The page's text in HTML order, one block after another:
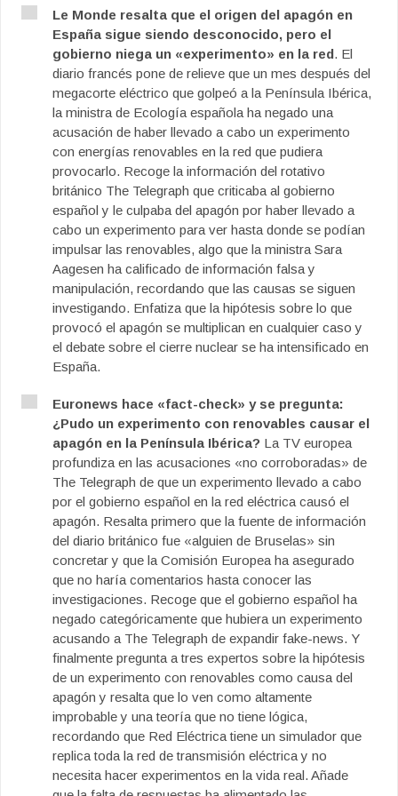
Le Monde resalta que el origen del apagón en
España sigue siendo desconocido, pero el
gobierno niega un «experimento» en la red. El
diario francés pone de relieve que un mes después del
megacorte eléctrico que golpeó a la Península Ibérica,
la ministra de Ecología española ha negado una
acusación de haber llevado a cabo un experimento
con energías renovables en la red que pudiera
provocarlo. Recoge la información del rotativo
británico The Telegraph que criticaba al gobierno
español y le culpaba del apagón por haber llevado a
cabo un experimento para ver hasta donde se podían
impulsar las renovables, algo que la ministra Sara
Aagesen ha calificado de información falsa y
manipulación, recordando que las causas se siguen
investigando. Enfatiza que la hipótesis sobre lo que
provocó el apagón se multiplican en cualquier caso y
el debate sobre el cierre nuclear se ha intensificado en
España.
Euronews hace «fact-check» y se pregunta:
¿Pudo un experimento con renovables causar el
apagón en la Península Ibérica? La TV europea
profundiza en las acusaciones «no corroboradas» de
The Telegraph de que un experimento llevado a cabo
por el gobierno español en la red eléctrica causó el
apagón. Resalta primero que la fuente de información
del diario británico fue «alguien de Bruselas» sin
concretar y que la Comisión Europea ha asegurado
que no haría comentarios hasta conocer las
investigaciones. Recoge que el gobierno español ha
negado categóricamente que hubiera un experimento
acusando a The Telegraph de expandir fake-news. Y
finalmente pregunta a tres expertos sobre la hipótesis
de un experimento con renovables como causa del
apagón y resalta que lo ven como altamente
improbable y una teoría que no tiene lógica,
recordando que Red Eléctrica tiene un simulador que
replica toda la red de transmisión eléctrica y no
necesita hacer experimentos en la vida real. Añade